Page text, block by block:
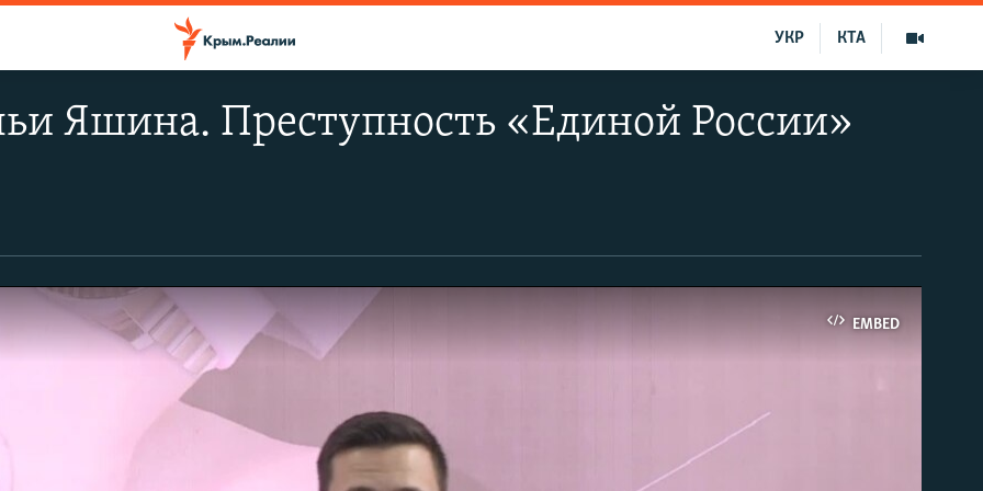
КТА
УКР
Яшина. Преступность «Единой России»
EMBED